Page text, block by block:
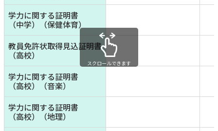
学力に関する証明書
（中学）（保健体育）
教員免許状取得見込証明書
（高校）
学力に関する証明書
（高校）（音楽）
学力に関する証明書
（高校）（地理）
スクロールできます